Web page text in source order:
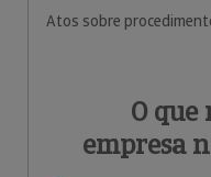
Atos sobre
O que
empresa